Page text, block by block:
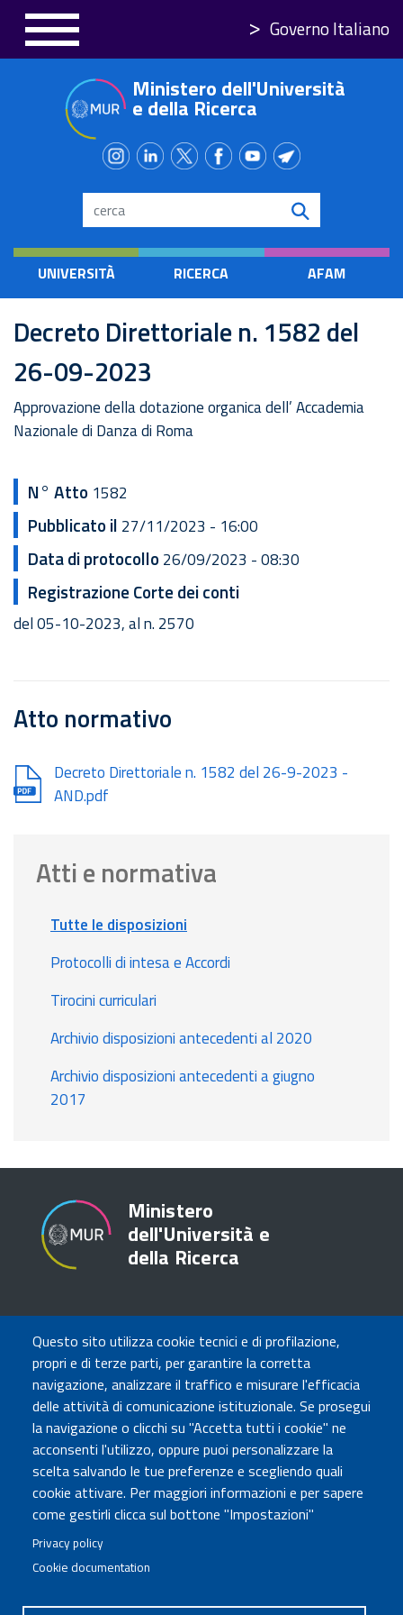
principale
Governo Italiano
Questo sito utilizza cookie tecnici e di profilazione,
propri e di terze parti, per garantire la corretta
navigazione, analizzare il traffico e misurare l'efficacia
delle attività di comunicazione istituzionale. Se prosegui
la navigazione o clicchi su "Accetta tutti i cookie" ne
acconsenti l'utilizzo, oppure puoi personalizzare la
scelta salvando le tue preferenze e scegliendo quali
cookie attivare. Per maggiori informazioni e per sapere
come gestirli clicca sul bottone "Impostazioni"
Privacy policy
Cookie documentation
Ministero dell'Università
e della Ricerca
Search
UNIVERSITÀ RICERCA AFAM
Decreto Direttoriale n. 1582 del
26-09-2023
Approvazione della dotazione organica dell’ Accademia
Nazionale di Danza di Roma
N° Atto 1582
Pubblicato il 27/11/2023 - 16:00
Data di protocollo 26/09/2023 - 08:30
Registrazione Corte dei conti
del 05-10-2023, al n. 2570
Atto normativo
Document
Decreto Direttoriale n. 1582 del 26-9-2023 -
AND.pdf
Atti e normativa
Tutte le disposizioni
Protocolli di intesa e Accordi
Tirocini curriculari
Archivio disposizioni antecedenti al 2020
Archivio disposizioni antecedenti a giugno
2017
Ministero
dell'Università e
della Ricerca
TRASPARENZA
Amministrazione Trasparente
Atti di notifica
Albo online
Concorsi
COMUNICA CON NOI
Urp
Posta elettronica certificata
Sedi e contatti
Governo Italiano